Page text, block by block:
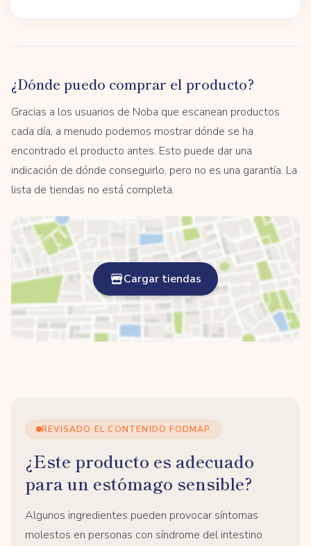
¿Dónde puedo comprar el producto?
Gracias a los usuarios de Noba que escanean productos
cada día, a menudo podemos mostrar dónde se ha
encontrado el producto antes. Esto puede dar una
indicación de dónde conseguirlo, pero no es una garantía. La
lista de tiendas no está completa.
Cargar tiendas
REVISADO EL CONTENIDO FODMAP
¿Este producto es adecuado
para un estómago sensible?
Algunos ingredientes pueden provocar síntomas
molestos en personas con síndrome del intestino